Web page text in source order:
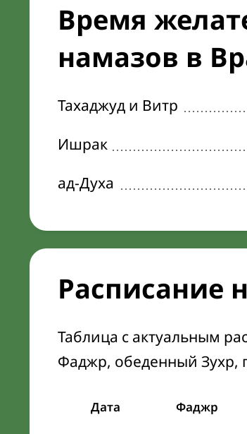
Время
намазов в
Тахаджуд и Витр
Ишрак
ад-Духа
Расписание
Таблица с актуальным
Фаджр, обеденный Зухр,
Дата Фаджр